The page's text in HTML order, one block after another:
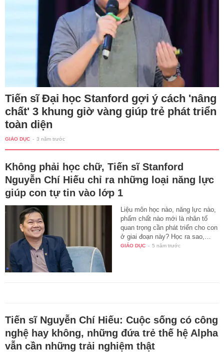
Tiến sĩ Đại học Stanford gợi ý cách 'nâng
chất' 3 khung giờ vàng giúp trẻ phát triển
toàn diện
GIÁO DỤC - 3 năm trước
Không phải học chữ, Tiến sĩ Stanford
Nguyễn Chí Hiếu chỉ ra những loại năng lực
giúp con tự tin vào lớp 1
Liệu môn học nào, năng lực nào,
phẩm chất nào mới là nhân tố
quan trọng cần phát triển cho con
ở giai đoạn này? Học ra sao,…
GIÁO DỤC - 5 năm trước
Tiến sĩ Nguyễn Chí Hiếu: Cuộc sống có công
nghệ hay không, những đứa trẻ thế hệ Alpha
vẫn cần những trải nghiệm thật